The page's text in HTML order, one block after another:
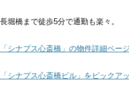
長堀橋まで徒歩5分で通勤も楽々。
「シナプス心斎橋」の物件詳細ペー
「シナプス心斎橋ビル」をピックア